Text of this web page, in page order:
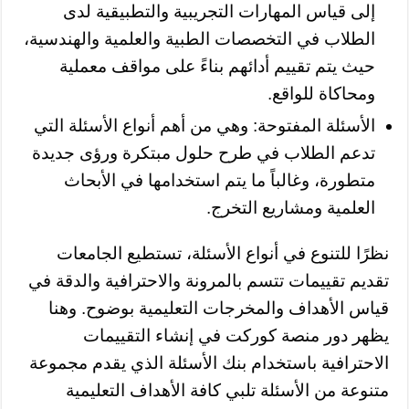
إلى قياس المهارات التجريبية والتطبيقية لدى
الطلاب في التخصصات الطبية والعلمية والهندسية،
حيث يتم تقييم أدائهم بناءً على مواقف معملية
ومحاكاة للواقع.
الأسئلة المفتوحة: وهي من أهم أنواع الأسئلة التي
تدعم الطلاب في طرح حلول مبتكرة ورؤى جديدة
متطورة، وغالباً ما يتم استخدامها في الأبحاث
العلمية ومشاريع التخرج.
نظرًا للتنوع في أنواع الأسئلة، تستطيع الجامعات
تقديم تقييمات تتسم بالمرونة والاحترافية والدقة في
قياس الأهداف والمخرجات التعليمية بوضوح. وهنا
يظهر دور منصة كوركت في إنشاء التقييمات
الاحترافية باستخدام بنك الأسئلة الذي يقدم مجموعة
متنوعة من الأسئلة تلبي كافة الأهداف التعليمية